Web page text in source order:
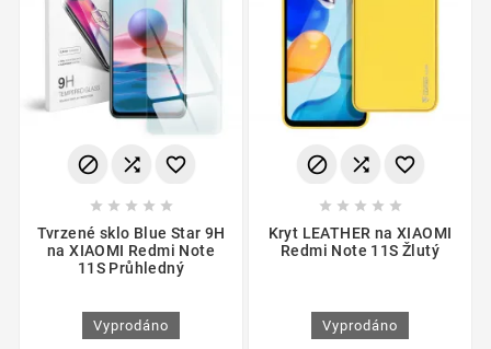
  
    
Tvrzené sklo Blue Star 9H
na XIAOMI Redmi Note
11S Průhledný
Vyprodáno
  
    
Kryt LEATHER na XIAOMI
Redmi Note 11S Žlutý
Vyprodáno